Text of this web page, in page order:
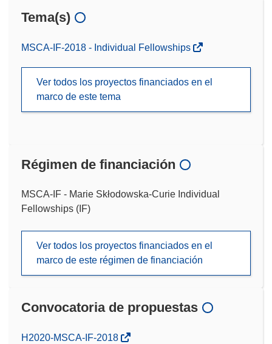
Tema(s)
MSCA-IF-2018 - Individual Fellowships
Ver todos los proyectos financiados en el
marco de este tema
Régimen de financiación
MSCA-IF - Marie Skłodowska-Curie Individual
Fellowships (IF)
Ver todos los proyectos financiados en el
marco de este régimen de financiación
Convocatoria de propuestas
(se
H2020-MSCA-IF-2018